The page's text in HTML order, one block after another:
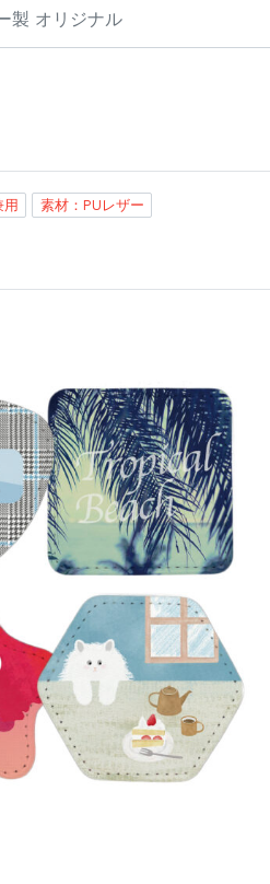
製 オリジナル
用 素材：PUレザー